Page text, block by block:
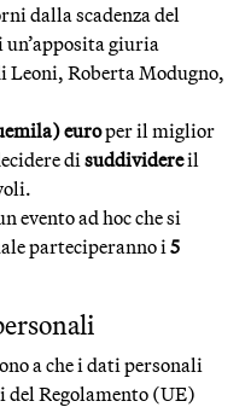
dalla scadenza del
giuria
Leoni, Roberta Modugno,
europer il miglior
di suddividereil
evento ad hoc che si
parteciperanno i5
a che i dati personali
Regolamento (UE)